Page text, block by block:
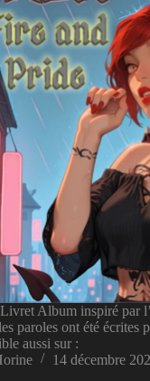
Album inspiré par
paroles ont été écrites
aussi sur :
14 décembre